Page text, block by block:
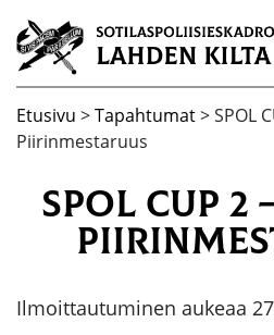
Etusivu >Tapahtumat>SPOL
Piirinmestaruus
SPOL CUP 2
Ilmoittautuminen aukeaa